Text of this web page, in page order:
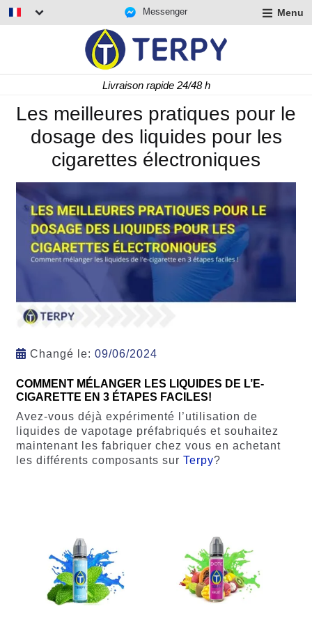
Messenger Menu
Livraison rapide 24/48 h
Les meilleures pratiques pour le
dosage des liquides pour les
cigarettes électroniques
Changé le: 09/06/2024
COMMENT MÉLANGER LES LIQUIDES DE L’E-
CIGARETTE EN 3 ÉTAPES FACILES!
Avez-vous déjà expérimenté l’utilisation de
liquides de vapotage préfabriqués et souhaitez
maintenant les fabriquer chez vous en achetant
les différents composants sur Terpy?